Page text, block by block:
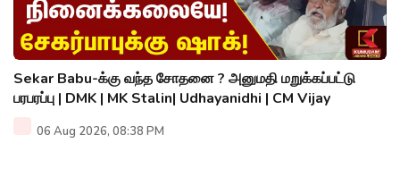
Sekar Babu-க்கு வந்த சோதனை ? அனுமதி மறுக்கப்பட்டு
பரபரப்பு | DMK | MK Stalin| Udhayanidhi | CM Vijay
06 Aug 2026, 08:38 PM